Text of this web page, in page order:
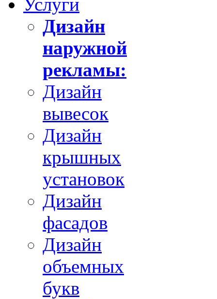
Дизайн
наружной
рекламы:
Дизайн
вывесок
Дизайн
крышных
установок
Дизайн
фасадов
Дизайн
объемных
букв